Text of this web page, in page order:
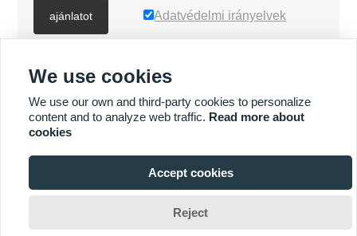

ajánlatot Adatvédelmi irányelvek
TÖBB TERMÉK
TÖBB SZOLGÁLTATÁS
We use cookies
We use our own and third-party cookies to personalize
content and to analyze web traffic. Read more about
cookies
Accept cookies
Reject